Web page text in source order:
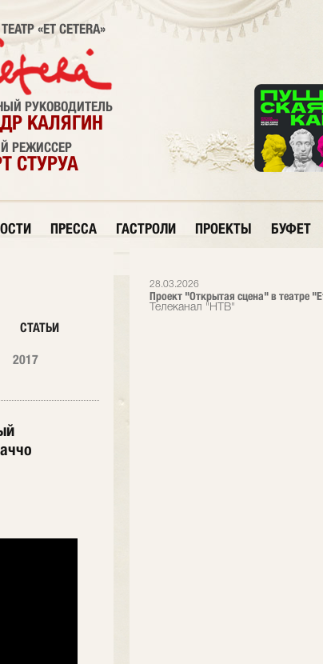
«ET CETERA»
РУКОВОДИТЕЛЬ
КАЛЯГИН
РЕЖИССЕР
СТУРУА
ПРЕССА ГАСТРОЛИ ПРОЕКТЫ БУФЕТ
28.03.2026
Проект "Открытая сцена" в театре
Телеканал "НТВ"
СТАТЬИ
2017